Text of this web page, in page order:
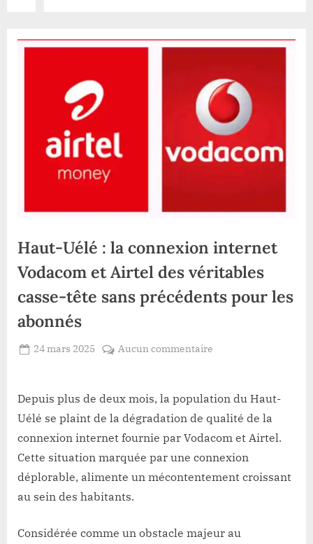
Haut-Uélé : la connexion internet
Vodacom et Airtel des véritables
casse-tête sans précédents pour les
abonnés
Posted
24 mars 2025
Aucun commentaire
:
internet
Vodacom
et
Depuis plus de deux mois, la population du Haut-
Uélé se plaint de la dégradation de qualité de la
connexion internet fournie par Vodacom et Airtel.
Cette situation marquée par une connexion
déplorable, alimente un mécontentement croissant
au sein des habitants.
Considérée comme un obstacle majeur au